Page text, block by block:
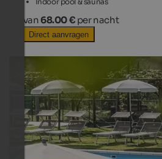
van 68.00 € per nacht
Direct aanvragen